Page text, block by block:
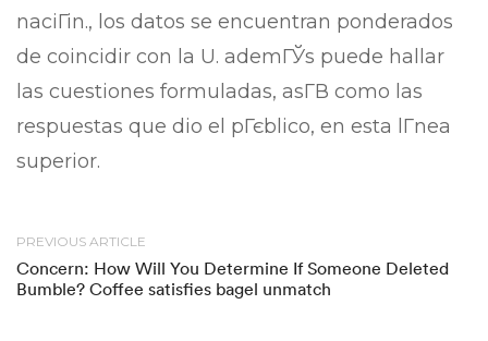
naciГіn., los datos se encuentran ponderados
de coincidir con la U. ademГЎs puede hallar
las cuestiones formuladas, asГ­В­ como las
respuestas que dio el pГєblico, en esta lГ­nea
superior.
PREVIOUS ARTICLE
Concern: How Will You Determine If Someone Deleted
Bumble? Coffee satisfies bagel unmatch